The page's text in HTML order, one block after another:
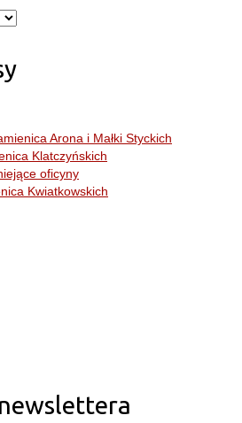
Arona i Małki Styckich
Klatczyńskich
oficyny
Kwiatkowskich